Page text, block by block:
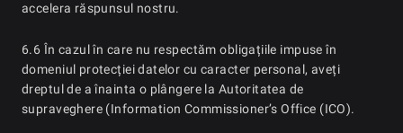
accelera răspunsul nostru.
6.6 În cazul în care nu respectăm obligațiile impuse în
domeniul protecției datelor cu caracter personal, aveți
dreptul de a înainta o plângere la Autoritatea de
supraveghere (Information Commissioner’s Office (ICO).